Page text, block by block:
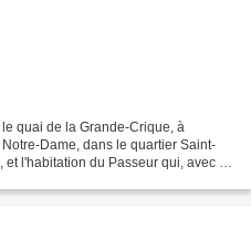
quai de la Grande-Crique, à
Dame, dans le quartier Saint-
l'habitation du Passeur qui, avec sa